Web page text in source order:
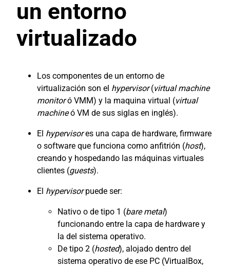
un entorno
virtualizado
Los componentes de un entorno de
virtualización son el hypervisor(virtual machine
monitoró VMM) y la maquina virtual (virtual
machineó VM de sus siglas en inglés).
El hypervisores una capa de hardware, firmware
o software que funciona como anfitrión (host),
creando y hospedando las máquinas virtuales
clientes (guests).
El hypervisorpuede ser:
Nativo o de tipo 1 (bare metal)
funcionando entre la capa de hardware y
la del sistema operativo.
De tipo 2 (hosted), alojado dentro del
sistema operativo de ese PC (VirtualBox,